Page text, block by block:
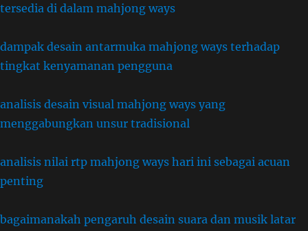
tersedia di dalam mahjong ways
dampak desain antarmuka mahjong ways terhadap
tingkat kenyamanan pengguna
analisis desain visual mahjong ways yang
menggabungkan unsur tradisional
analisis nilai rtp mahjong ways hari ini sebagai acuan
penting
bagaimanakah pengaruh desain suara dan musik latar